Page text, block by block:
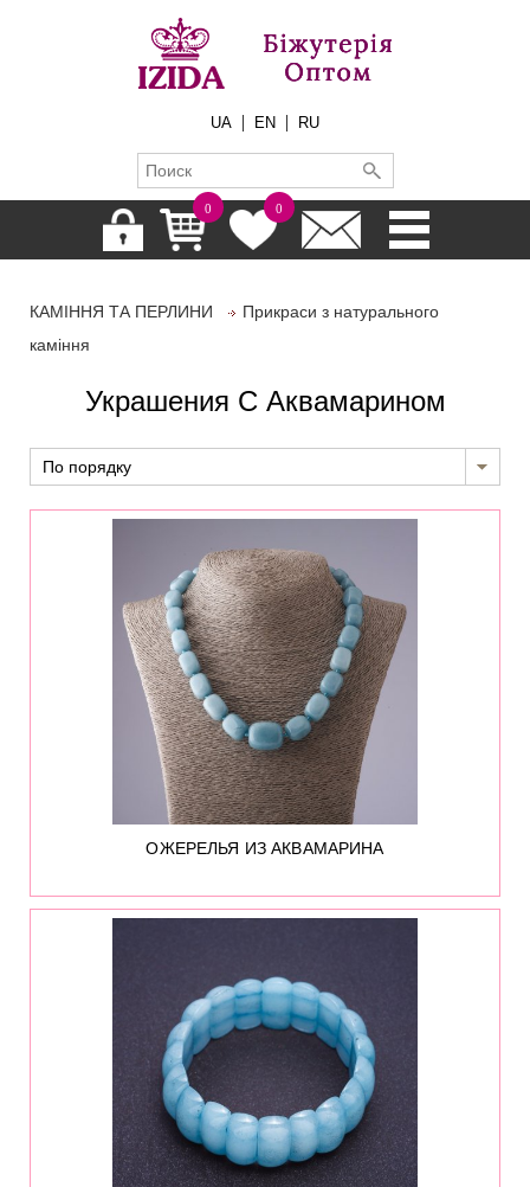
UA | EN | RU
0
0
КАМІННЯ ТА ПЕРЛИНИ
Прикраси з натурального
каміння
Украшения С Аквамарином
По порядку
ОЖЕРЕЛЬЯ ИЗ АКВАМАРИНА